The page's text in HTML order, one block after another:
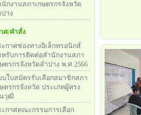
นักงานสภาเกษตรกรจังหวัด
ปาง
ศ/คำสั่ง
กาศช่องทางอิเล็กทรอนิกส์
หรับการติดต่อสำนักงานสภา
ษตรกรจังหวัดลำปาง พ.ศ.2566
บใบสมัครรับเลือกสมาชิกสภา
ษตรกรจังหวัด ประเภทผู้ทรง
วุฒิ
ะกาศคณะกรรมการเลือก